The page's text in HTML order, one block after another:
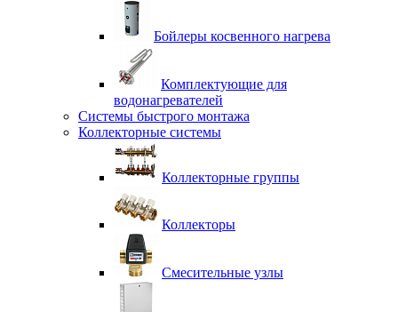
Бойлеры косвенного нагрева
Комплектующие для
водонагревателей
Системы быстрого монтажа
Коллекторные системы
Коллекторные группы
Коллекторы
Смесительные узлы